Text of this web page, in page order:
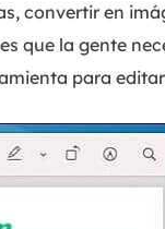
convertir en
que la gente
para